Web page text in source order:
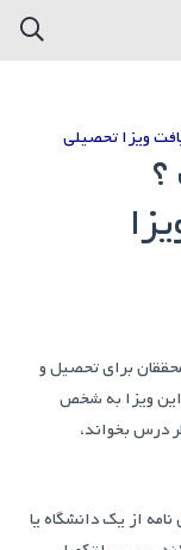
ویزا تحصیلی
برای تحصیل و
ویزا به شخص
درس بخواند،
از یک دانشگاه یا